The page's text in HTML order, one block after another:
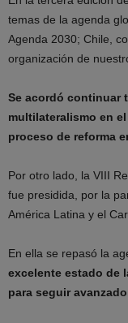
temas de la agenda
Agenda 2030; Chile,
organización de
Se acordó continuar
multilateralismo en
proceso de reforma
Por otro lado, la VIII
fue presidida, por la
América Latina y el
En ella se repasó la
excelente estado de
para seguir